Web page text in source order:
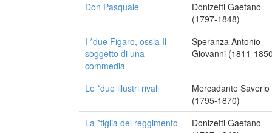
Don Pasquale
Donizetti Gaetano
(1797-1848)
I *due Figaro, ossia Il
soggetto di una
commedia
Speranza Antonio
Giovanni (1811-
Le *due illustri rivali
Mercadante Saverio
(1795-1870)
La *figlia del reggimento
Donizetti Gaetano